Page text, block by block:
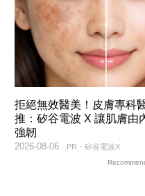
拒絕無效醫美！皮膚專科
推：矽谷電波 X 讓肌膚由
強韌
PR・矽谷電波X
2026-08-06